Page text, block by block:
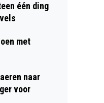
één ding
met
naar
voor